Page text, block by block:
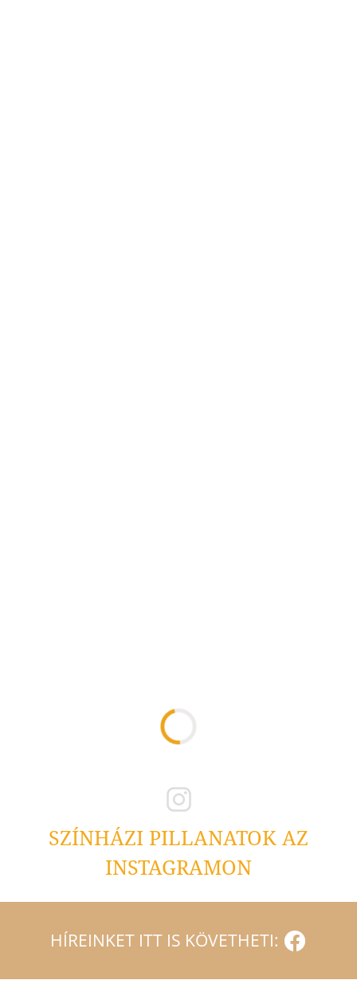
SZÍNHÁZI PILLANATOK AZ
INSTAGRAMON
HÍREINKET ITT IS KÖVETHETI: